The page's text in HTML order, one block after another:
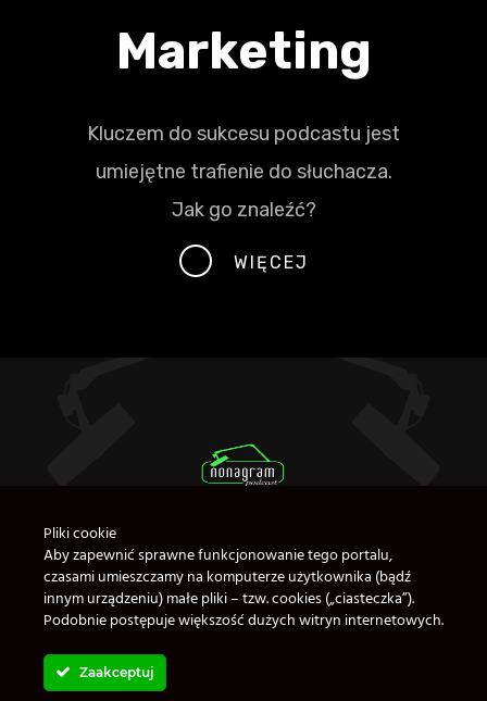
Marketing
Kluczem do sukcesu podcastu jest
umiejętne trafienie do słuchacza.
Jak go znaleźć?
WIĘCEJ
Pliki cookie
Aby zapewnić sprawne funkcjonowanie tego portalu,
czasami umieszczamy na komputerze użytkownika (bądź
innym urządzeniu) małe pliki – tzw. cookies („ciasteczka”).
Podobnie postępuje większość dużych witryn internetowych.
Zaakceptuj